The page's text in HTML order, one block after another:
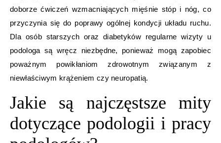
doborze ćwiczeń wzmacniających mięśnie stóp i nóg, co
przyczynia się do poprawy ogólnej kondycji układu ruchu.
Dla osób starszych oraz diabetyków regularne wizyty u
podologa są wręcz niezbędne, ponieważ mogą zapobiec
poważnym powikłaniom zdrowotnym związanym z
niewłaściwym krążeniem czy neuropatią.
Jakie są najczęstsze mity
dotyczące podologii i pracy